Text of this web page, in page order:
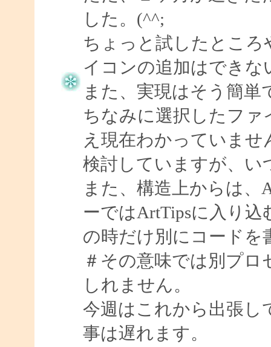
した。(^^;
ちょっと試したとこ
イコンの追加はできな
また、実現はそう簡単
ちなみに選択したフ
え現在わかっていませ
検討していますが、い
また、構造上からは、
ーではArtTipsに入り
の時だけ別にコードを
＃その意味では別プ
しれません。
今週はこれから出張し
事は遅れます。